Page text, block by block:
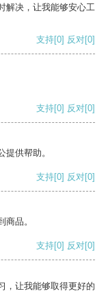
解决，让我能够安心工
支持[0] 反对[0]
支持[0] 反对[0]
供帮助。
支持[0] 反对[0]
品。
支持[0] 反对[0]
，让我能够取得更好的